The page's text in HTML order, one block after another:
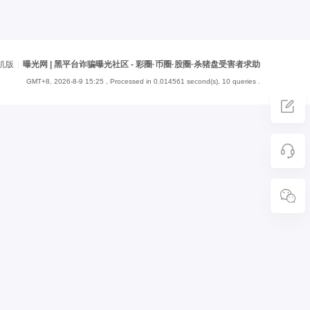
版 曝光网 | 黑平台诈骗曝光社区 - 彩圈·币圈·股圈·杀猪盘受害者求助
GMT+8, 2026-8-9 15:25 , Processed in 0.014561 second(s), 10 queries .